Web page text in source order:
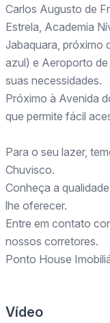
Carlos Augusto de
Estrela, Academia
Jabaquara, próximo
azul) e Aeroporto
suas necessidades.
Próximo à Avenida
que permite fácil
Para o seu lazer,
Chuvisco.
Conheça a
lhe oferecer.
Entre em contato
nossos corretores.
Ponto House
Vídeo